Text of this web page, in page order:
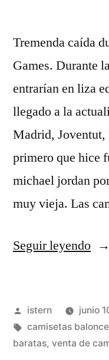
Tremenda caída
Games. Durante
entrarían en liza
llegado a la
Madrid, Joventut,
primero que hice
michael jordan
muy vieja. Las
Seguir leyendo
#23
Publicado
por
istern junio
Etiquetas:
camisetas
baratas, venta de